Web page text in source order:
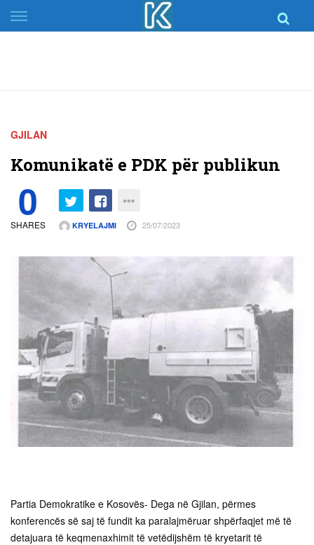
Skip
to
GJILAN
Komunikatë e PDK për publikun
0
SHARES KRYELAJMI 25/07/2023
Partia Demokratike e Kosovës- Dega në Gjilan, përmes
konferencës së saj të fundit ka paralajmëruar shpërfaqjet më të
detajuara të keqmenaxhimit të vetëdijshëm të kryetarit të